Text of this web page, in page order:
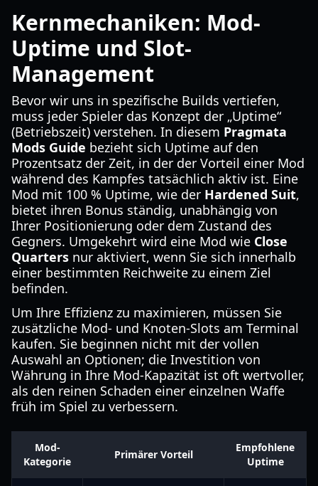
Kernmechaniken: Mod-
Uptime und Slot-
Management
Bevor wir uns in spezifische Builds vertiefen,
muss jeder Spieler das Konzept der „Uptime“
(Betriebszeit) verstehen. In diesem Pragmata
Mods Guide bezieht sich Uptime auf den
Prozentsatz der Zeit, in der der Vorteil einer Mod
während des Kampfes tatsächlich aktiv ist. Eine
Mod mit 100 % Uptime, wie der Hardened Suit,
bietet ihren Bonus ständig, unabhängig von
Ihrer Positionierung oder dem Zustand des
Gegners. Umgekehrt wird eine Mod wie Close
Quarters nur aktiviert, wenn Sie sich innerhalb
einer bestimmten Reichweite zu einem Ziel
befinden.
Um Ihre Effizienz zu maximieren, müssen Sie
zusätzliche Mod- und Knoten-Slots am Terminal
kaufen. Sie beginnen nicht mit der vollen
Auswahl an Optionen; die Investition von
Währung in Ihre Mod-Kapazität ist oft wertvoller,
als den reinen Schaden einer einzelnen Waffe
früh im Spiel zu verbessern.
Mod-
Kategorie
Primärer Vorteil
Empfohlene
Uptime